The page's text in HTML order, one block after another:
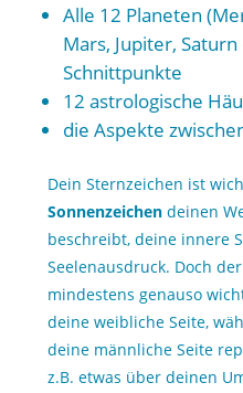
Alle 12 Planeten
Mars, Jupiter,
Schnittpunkte
12 astrologische
die Aspekte
Dein Sternzeichen ist
Sonnenzeichendeinen
beschreibt, deine innere
Seelenausdruck. Doch der
mindestens genauso
deine weibliche Seite,
deine männliche Seite
z.B. etwas über deinen